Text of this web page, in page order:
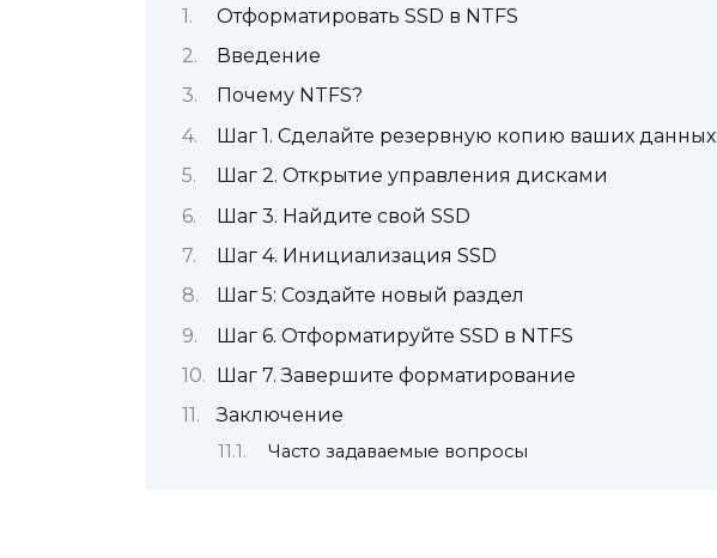
Отформатировать SSD в NTFS
Введение
Почему NTFS?
Шаг 1. Сделайте резервную копию ваших данных
Шаг 2. Открытие управления дисками
Шаг 3. Найдите свой SSD
Шаг 4. Инициализация SSD
Шаг 5: Создайте новый раздел
Шаг 6. Отформатируйте SSD в NTFS
Шаг 7. Завершите форматирование
Заключение
Часто задаваемые вопросы